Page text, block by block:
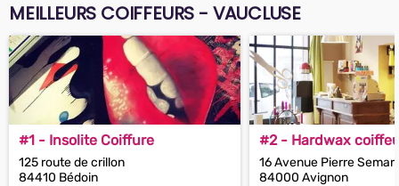
MEILLEURS COIFFEURS - VAUCLUSE
#1 - Insolite Coiffure
125 route de crillon
84410 Bédoin
#2 - Hardwax
16 Avenue Pierre
84000 Avignon